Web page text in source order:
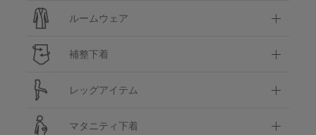
ルームウェア
補整下着
レッグアイテム
マタニティ下着